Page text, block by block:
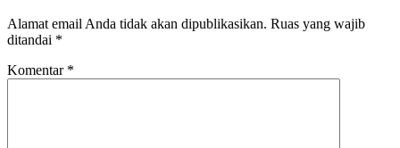
Alamat email Anda tidak akan dipublikasikan. Ruas yang wajib
ditandai *
Komentar *